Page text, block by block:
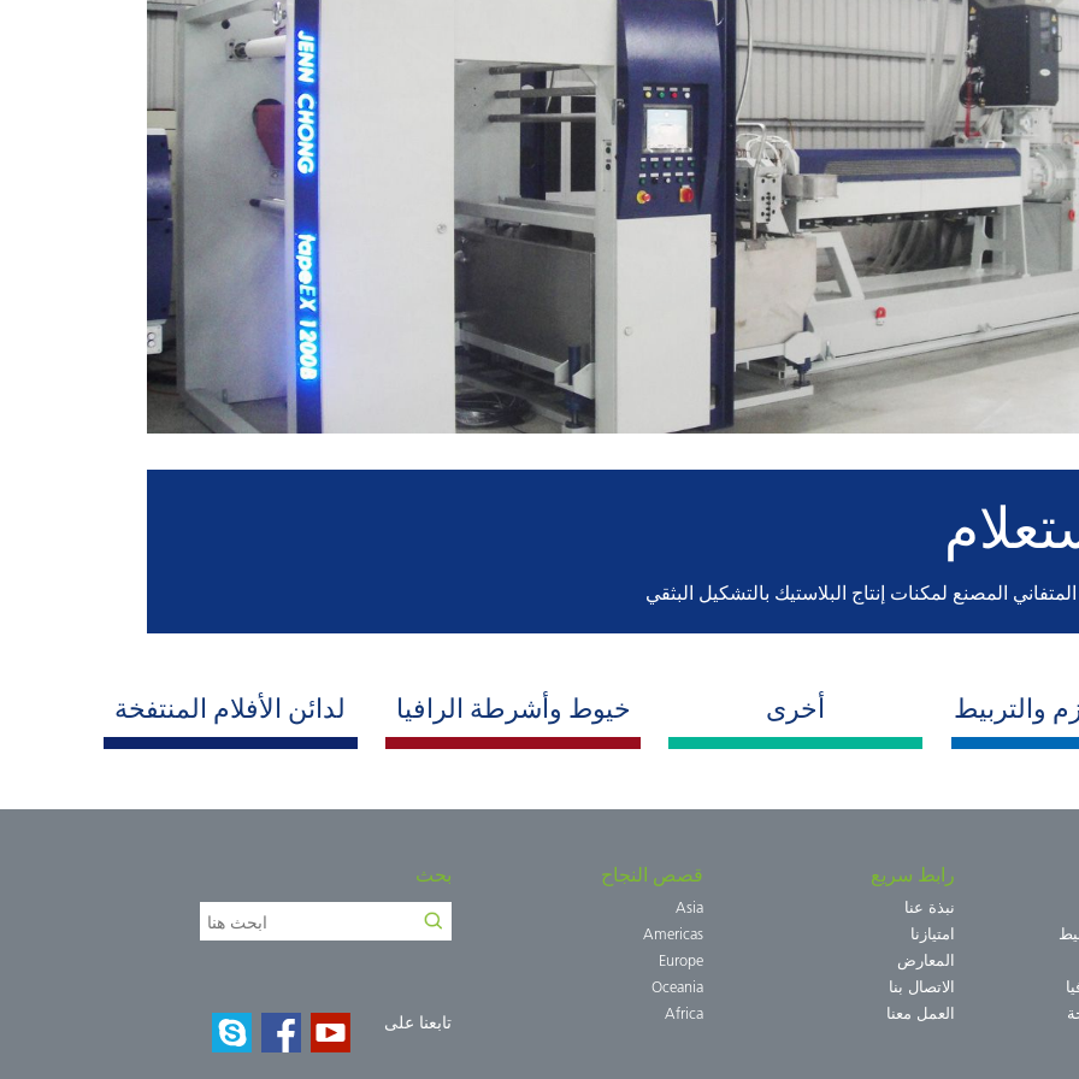
والتربيط أخرى خيوط وأشرطة الرافيا لدائن الأفلام المنتفخة
رابط سريع
نبذة عنا
امتيازنا
المعارض
الاتصال بنا
العمل معنا
قصص النجاح
Asia
Americas
Europe
Oceania
Africa
بحث
تابعنا على